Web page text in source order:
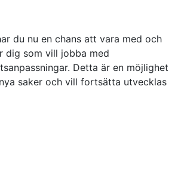
du nu en chans att vara med och
dig som vill jobba med
Detta är en möjlighet
saker och vill fortsätta utvecklas